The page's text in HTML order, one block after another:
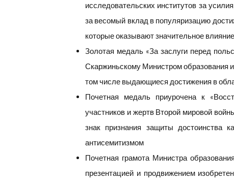
исследовательских институтов за
за весомый вклад в популяризацию
которые оказывают значительное
Золотая медаль «За заслуги перед
Скаржиньскому Министром образования
том числе выдающиеся достижения в
Почетная медаль приурочена к
участников и жертв Второй мировой
знак признания защиты достоинства
антисемитизмом
Почетная грамота Министра
презентацией и продвижением